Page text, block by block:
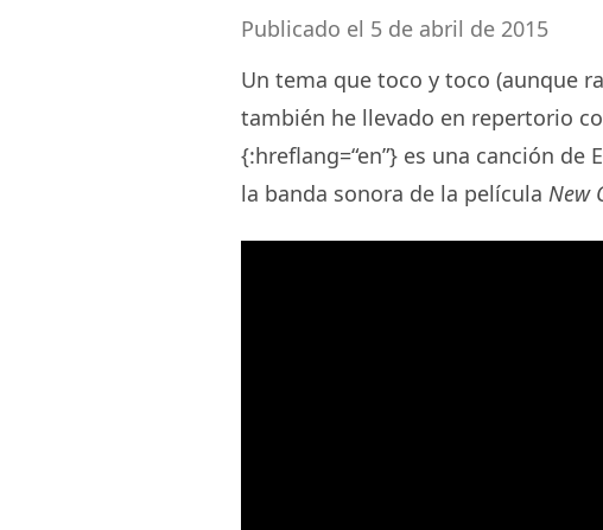
Publicado el 5 de abril de 2015
Un tema que toco y toco (aunque
también he llevado en repertorio
{:hreflang=“en”} es una canción
la banda sonora de la película New